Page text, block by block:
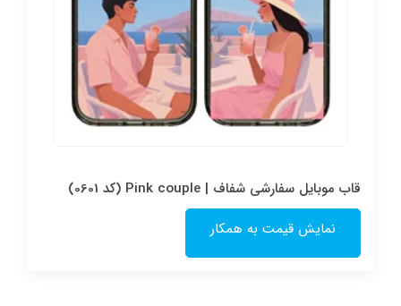
قاب موبایل سفارشی شفاف | Pink couple (کد 0601)
نمایش قیمت به همکار